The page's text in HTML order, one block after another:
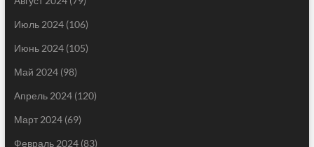
Июль 2024(106)
Июнь 2024(105)
Май 2024(98)
Апрель 2024(120)
Март 2024(69)
Февраль 2024(83)